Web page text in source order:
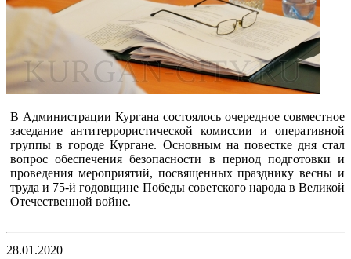
В Администрации Кургана состоялось очередное совместное
заседание антитеррористической комиссии и оперативной
группы в городе Кургане. Основным на повестке дня стал
вопрос обеспечения безопасности в период подготовки и
проведения мероприятий, посвященных празднику весны и
труда и 75-й годовщине Победы советского народа в Великой
Отечественной войне.
28.01.2020